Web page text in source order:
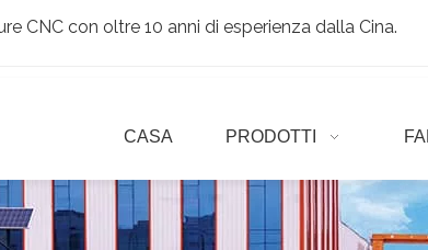
CNC con oltre 10 anni di esperienza dalla Cina.
CASA PRODOTTI